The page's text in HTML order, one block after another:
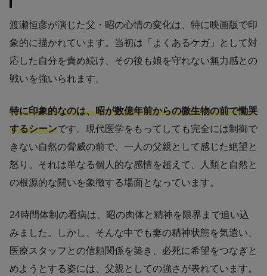
渡瀬恒彦が演じた父・昭の心情の変化は、特に映画版で印
象的に描かれています。当初は「よくあるケガ」として対
応した自分を責め続け、その後も娘を守れない無力感との
戦いを強いられます。
特に印象的なのは、昭が数億年前からの微生物の前で慟哭
するシーンです。現代医学をもってしても完全には制御で
きない自然の脅威の前で、一人の父親として感じた絶望と
怒り。それは単なる個人的な感情を超えて、人類と自然と
の根源的な闘いを象徴する場面となっています。
24時間体制の看病は、昭の肉体と精神を限界まで追い込
みました。しかし、そんな中でも妻の精神状態を気遣い、
医療スタッフとの信頼関係を築き、必死に希望をつなぎと
めようとする姿には、父親としての強さが表れています。